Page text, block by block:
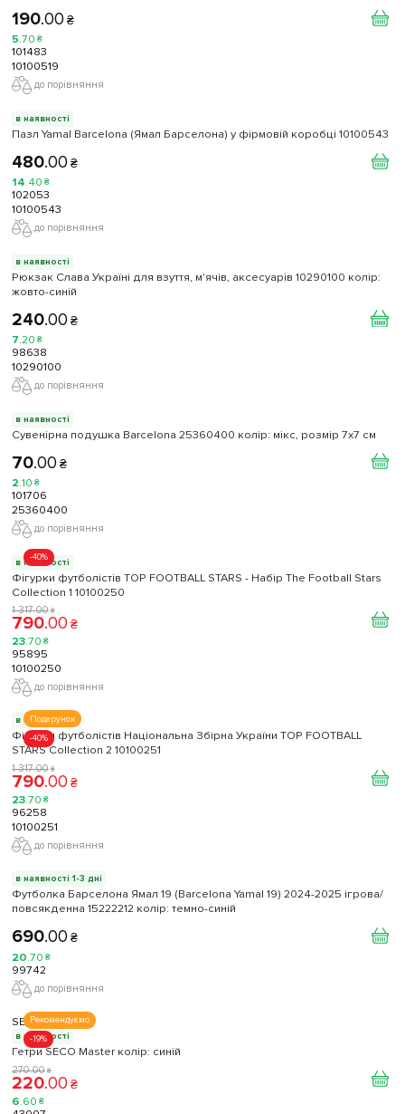
190.00 ₴
5.70 ₴
101483
10100519
до порівняння
в наявності
Пазл Yamal Barcelona (Ямал Барселона) у фірмовій коробці 10100543
480.00 ₴
14.40 ₴
102053
10100543
до порівняння
в наявності
Рюкзак Слава Україні для взуття, м'ячів, аксесуарів 10290100 колiр:
жовто-синій
240.00 ₴
7.20 ₴
98638
10290100
до порівняння
в наявності
Сувенірна подушка Barcelona 25360400 колiр: мікс, розмір 7x7 см
70.00 ₴
2.10 ₴
101706
25360400
до порівняння
-40%
в наявності
Фігурки футболістів TOP FOOTBALL STARS - Набір The Football Stars
Collection 1 10100250
1 317.00 ₴
790.00 ₴
23.70 ₴
95895
10100250
до порівняння
Подарунок
-40%
в наявності
Фігурки футболістів Національна Збірна України TOP FOOTBALL
STARS Collection 2 10100251
1 317.00 ₴
790.00 ₴
23.70 ₴
96258
10100251
до порівняння
в наявності 1-3 дні
Футболка Барселона Ямал 19 (Barcelona Yamal 19) 2024-2025 ігрова/
повсякденна 15222212 колiр: темно-синій
690.00 ₴
20.70 ₴
99742
до порівняння
Рекомендуємо
-19%
SECO
в наявності
Гетри SECO Master колір: синій
270.00 ₴
220.00 ₴
6.60 ₴